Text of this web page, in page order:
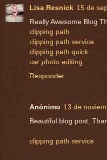
Lisa Resnick 15 de
Really Awesome Blog
clipping path
clipping path service
clipping path quick
car photo editing
Responder
Anónimo 13 de
Beautiful blog post.
clipping path service